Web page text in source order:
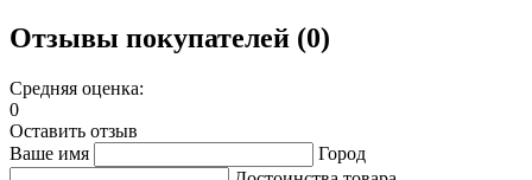
Отзывы покупателей (0)
Средняя оценка:
0
Оставить отзыв
Ваше имя
Город